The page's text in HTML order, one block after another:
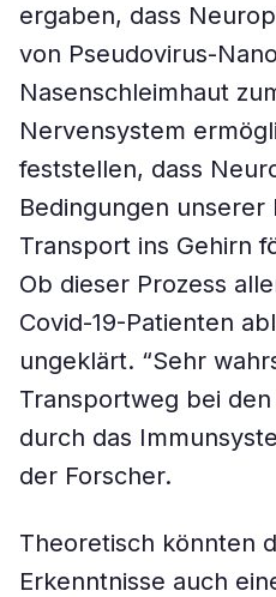
ergaben, dass
von Pseudovirus-
Nasenschleimhaut
Nervensystem
feststellen, dass
Bedingungen unserer
Transport ins Gehirn
Ob dieser Prozess
Covid-19-Patienten
ungeklärt. “Sehr
Transportweg bei
durch das
der Forscher.
Theoretisch könnten
Erkenntnisse auch